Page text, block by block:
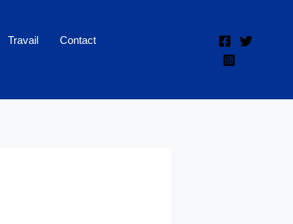
Travail
Contact